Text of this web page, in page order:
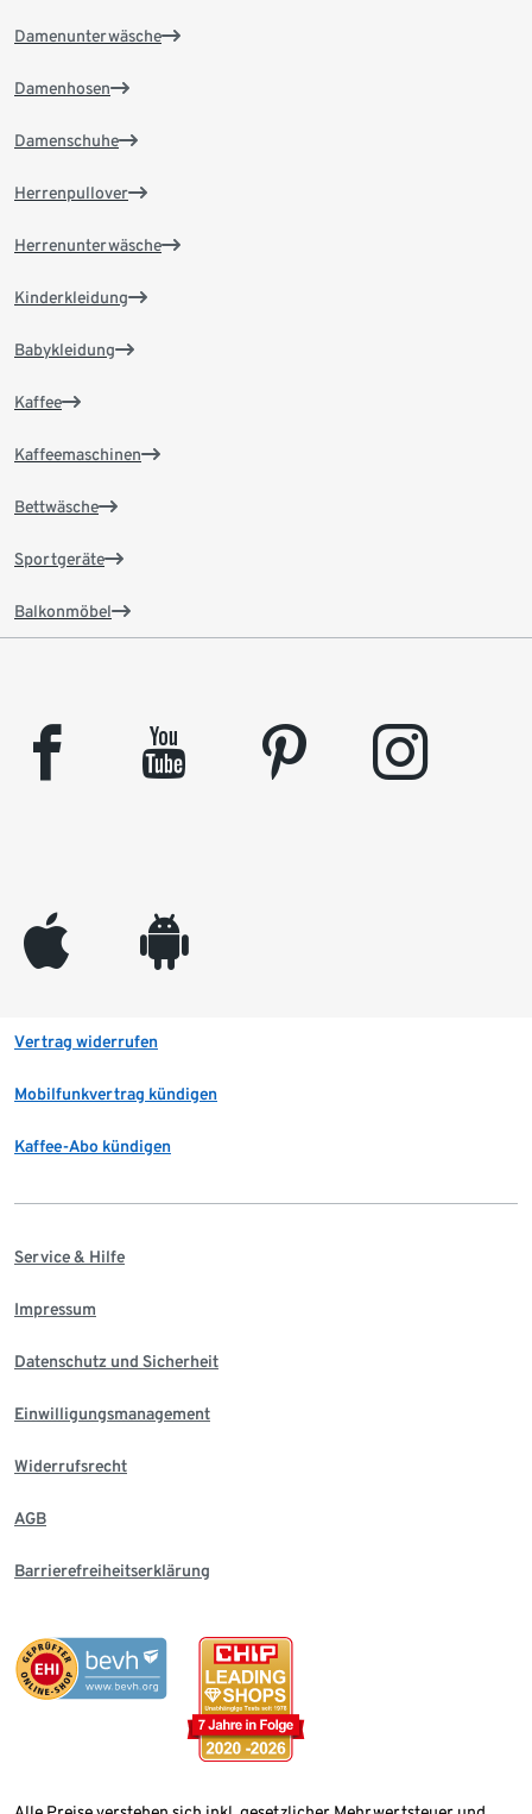
Damenunterwäsche
Damenhosen
Damenschuhe
Herrenpullover
Herrenunterwäsche
Kinderkleidung
Babykleidung
Kaffee
Kaffeemaschinen
Bettwäsche
Sportgeräte
Balkonmöbel
facebook youtube pinterest instagram
appleinc android
Vertrag widerrufen
Mobilfunkvertrag kündigen
Kaffee-Abo kündigen
Service & Hilfe
Impressum
Datenschutz und Sicherheit
Einwilligungsmanagement
Widerrufsrecht
AGB
Barrierefreiheitserklärung